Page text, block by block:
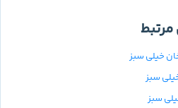
خیلی سبز
سبز
سبز